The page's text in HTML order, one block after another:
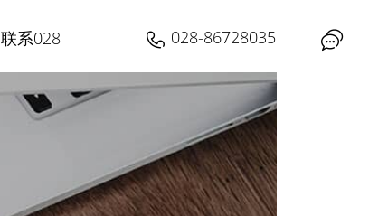
联系028 028-86728035